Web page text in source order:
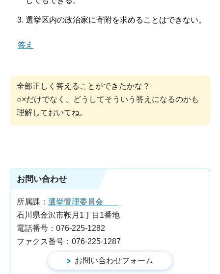
選挙区内の政治家に寄附を求めることはできない。
答え
全部正しく答えることができたかな？
○×だけでなく、どうしてそういう答えになるのかも
理解しておいてね。
お問い合わせ
所属課： 選挙管理委員会
石川県金沢市鞍月1丁目1番地
電話番号：076-225-1282
ファクス番号：076-225-1287